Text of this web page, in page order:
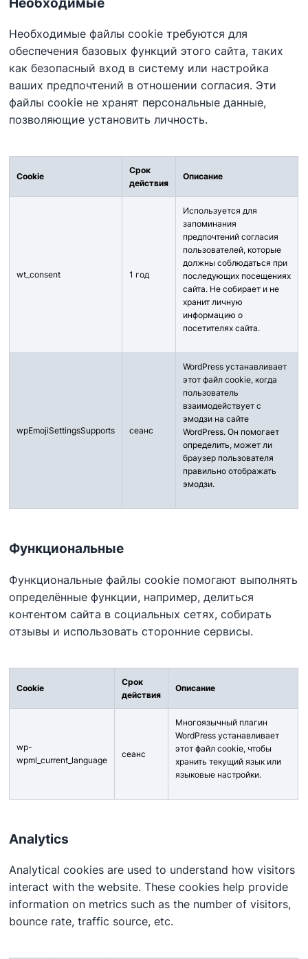
Необходимые файлы cookie требуются для
обеспечения базовых функций этого сайта, таких
как безопасный вход в систему или настройка
ваших предпочтений в отношении согласия. Эти
файлы cookie не хранят персональные данные,
позволяющие установить личность.
Cookie
Срок
действия
Описание
wt_consent 1 год
Используется для
запоминания
предпочтений согласия
пользователей, которые
должны соблюдаться при
последующих посещениях
сайта. Не собирает и не
хранит личную
информацию о
посетителях сайта.
wpEmojiSettingsSupports сеанс
WordPress устанавливает
этот файл cookie, когда
пользователь
взаимодействует с
эмодзи на сайте
WordPress. Он помогает
определить, может ли
браузер пользователя
правильно отображать
эмодзи.
Функциональные
Функциональные файлы cookie помогают выполнять
определённые функции, например, делиться
контентом сайта в социальных сетях, собирать
отзывы и использовать сторонние сервисы.
Cookie
Срок
действия
Описание
wp-
wpml_current_language
сеанс
Многоязычный плагин
WordPress устанавливает
этот файл cookie, чтобы
хранить текущий язык или
языковые настройки.
Analytics
Analytical cookies are used to understand how visitors
interact with the website. These cookies help provide
information on metrics such as the number of visitors,
bounce rate, traffic source, etc.